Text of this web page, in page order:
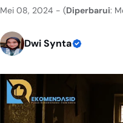
Mei 08, 2024 - (Diperbarui:
Dwi Synta